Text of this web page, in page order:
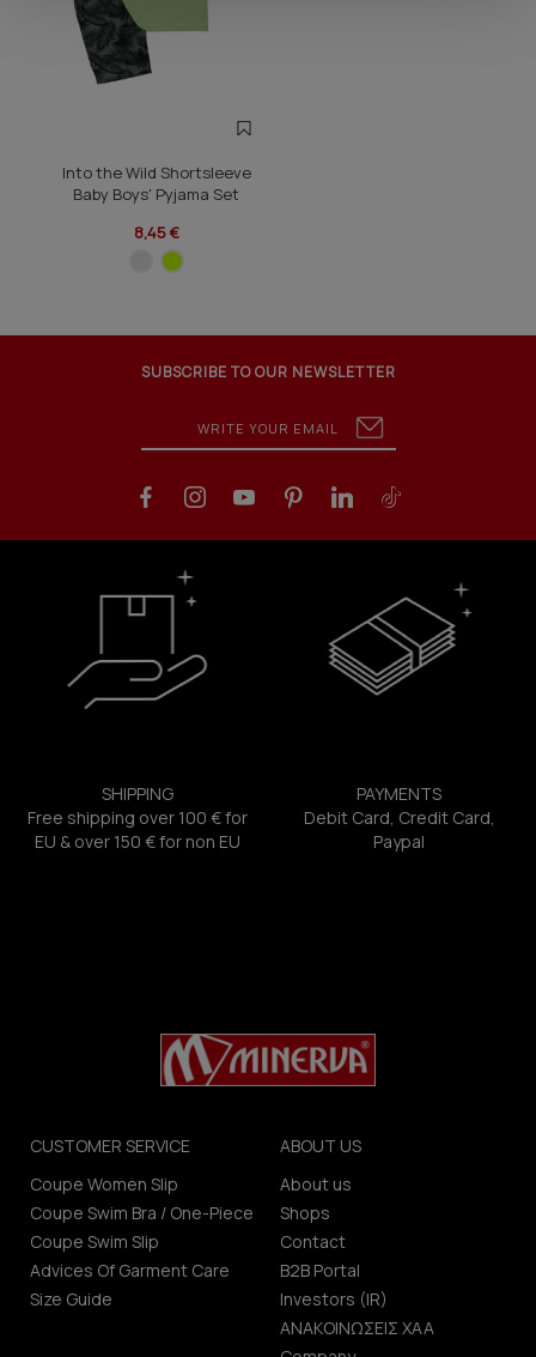
Into the Wild Shortsleeve
Baby Boys' Pyjama Set
8,45 €
SUBSCRIBE TO OUR NEWSLETTER
SHIPPING
Free shipping over 100 € for
EU & over 150 € for non EU
PAYMENTS
Debit Card, Credit Card,
Paypal
CUSTOMER SERVICE
Coupe Women Slip
Coupe Swim Bra / One-Piece
Coupe Swim Slip
Advices Of Garment Care
Size Guide
ABOUT US
About us
Shops
Contact
B2B Portal
Investors (IR)
ΑΝΑΚΟΙΝΩΣΕΙΣ ΧΑΑ